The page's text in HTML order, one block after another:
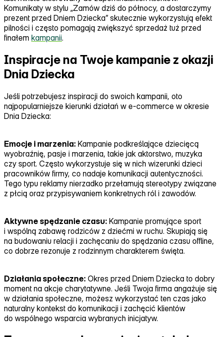
Komunikaty w stylu „Zamów dziś do północy, a dostarczymy
prezent przed Dniem Dziecka” skutecznie wykorzystują efekt
pilności i często pomagają zwiększyć sprzedaż tuż przed
finałem kampanii.
Inspiracje na Twoje kampanie z okazji
Dnia Dziecka
Jeśli potrzebujesz inspiracji do swoich kampanii, oto
najpopularniejsze kierunki działań w e‑commerce w okresie
Dnia Dziecka:
Emocje i marzenia: Kampanie podkreślające dziecięcą
wyobraźnię, pasje i marzenia, takie jak aktorstwo, muzyka
czy sport. Często wykorzystuje się w nich wizerunki dzieci
pracowników firmy, co nadaje komunikacji autentyczności.
Tego typu reklamy nierzadko przełamują stereotypy związane
z płcią oraz przypisywaniem konkretnych ról i zawodów.
Aktywne spędzanie czasu: Kampanie promujące sport
i wspólną zabawę rodziców z dziećmi w ruchu. Skupiają się
na budowaniu relacji i zachęcaniu do spędzania czasu offline,
co dobrze rezonuje z rodzinnym charakterem święta.
Działania społeczne: Okres przed Dniem Dziecka to dobry
moment na akcje charytatywne. Jeśli Twoja firma angażuje się
w działania społeczne, możesz wykorzystać ten czas jako
naturalny kontekst do komunikacji i zachęcić klientów
do wspólnego wsparcia wybranych inicjatyw.